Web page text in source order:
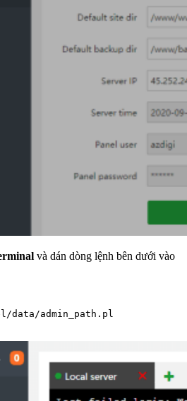
và dán dòng lệnh bên dưới vào
data/admin_path.pl